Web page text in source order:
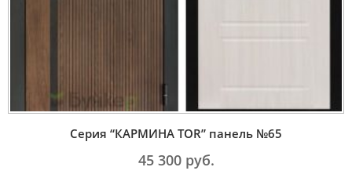
Серия “КАРМИНА TOR” панель №65
45 300руб.